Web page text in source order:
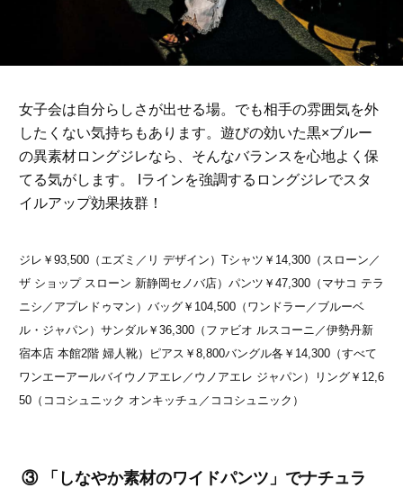
女子会は自分らしさが出せる場。でも相手の雰囲気を外
したくない気持ちもあります。遊びの効いた黒×ブルー
の異素材ロングジレなら、そんなバランスを心地よく保
てる気がします。 Iラインを強調するロングジレでスタ
イルアップ効果抜群！
ジレ￥93,500（エズミ／リ デザイン）Tシャツ￥14,300（スローン／
ザ ショップ スローン 新静岡セノバ店）パンツ￥47,300（マサコ テラ
ニシ／アプレドゥマン）バッグ￥104,500（ワンドラー／ブルーベ
ル・ジャパン）サンダル￥36,300（ファビオ ルスコーニ／伊勢丹新
宿本店 本館2階 婦人靴）ピアス￥8,800バングル各￥14,300（すべて
ワンエーアールバイウノアエレ／ウノアエレ ジャパン）リング￥12,6
50（ココシュニック オンキッチュ／ココシュニック）
③ 「しなやか素材のワイドパンツ」でナチュラ